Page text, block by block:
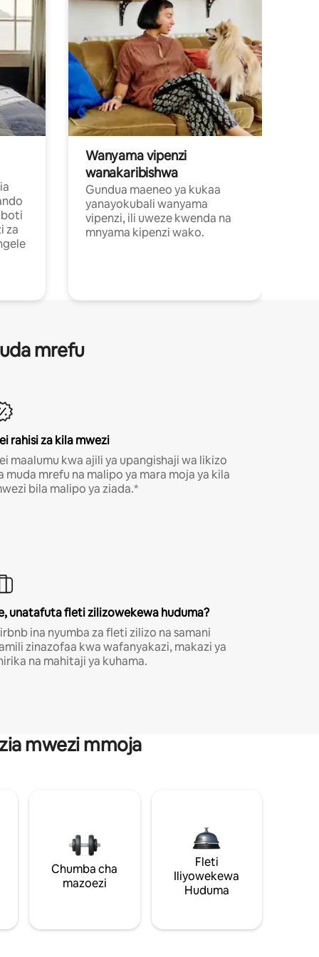
boti
za
Wanyama vipenzi
wanakaribishwa
Gundua maeneo ya kukaa
yanayokubali wanyama
vipenzi, ili uweze kwenda na
mnyama kipenzi wako.
mrefu
rahisi za kila mwezi
maalumu kwa ajili ya upangishaji wa likizo
muda mrefu na malipo ya mara moja ya kila
bila malipo ya ziada.*
unatafuta fleti zilizowekewa huduma?
ina nyumba za fleti zilizo na samani
zinazofaa kwa wafanyakazi, makazi ya
na mahitaji ya kuhama.
mwezi mmoja
Chumba cha
mazoezi
Fleti
Iliyowekewa
Huduma